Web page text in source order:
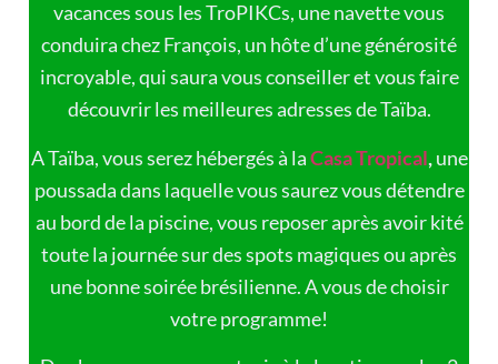
vacances sous les TroPIKCs, une navette vous
conduira chez François, un hôte d’une générosité
incroyable, qui saura vous conseiller et vous faire
découvrir les meilleures adresses de Taïba.
A Taïba, vous serez hébergés à laCasa Tropical,une
poussada dans laquelle vous saurez vous détendre
au bord de la piscine, vous reposer après avoir kité
toute la journée sur des spots magiques ou après
une bonne soirée brésilienne. A vous de choisir
votre programme!